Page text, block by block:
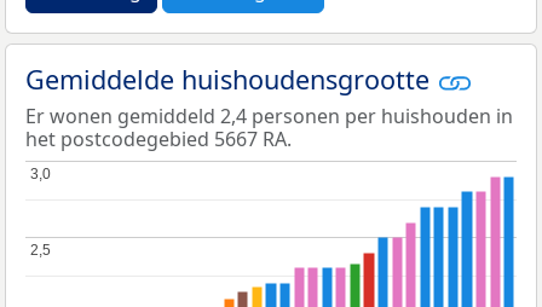
Gemiddelde huishoudensgrootte
Er wonen gemiddeld 2,4 personen per huishouden in
het postcodegebied 5667 RA.
2,5
2,5
3,0
3,0